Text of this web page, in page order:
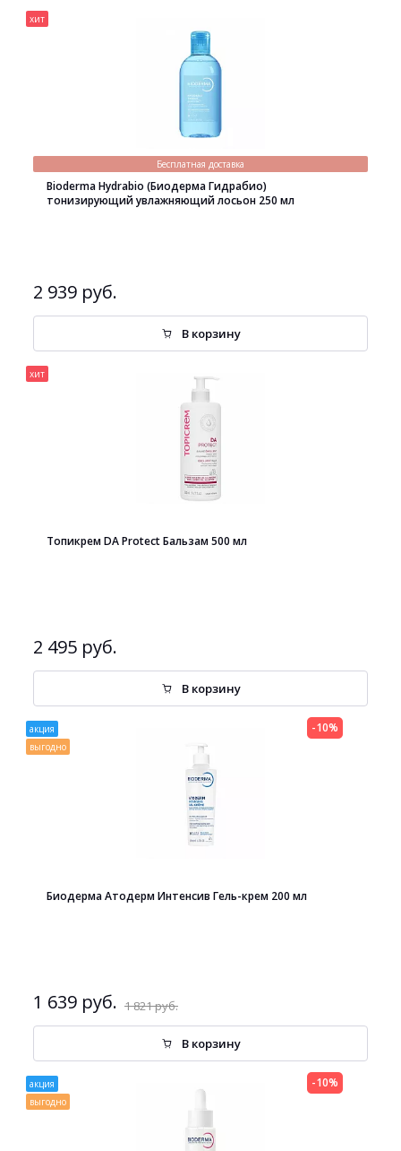
хит
Бесплатная доставка
Bioderma Hydrabio (Биодерма Гидрабио)
тонизирующий увлажняющий лосьон 250 мл
2 939 руб.
В корзину
хит
Топикрем DA Protect Бальзам 500 мл
2 495 руб.
В корзину
акция
выгодно
Биодерма Атодерм Интенсив Гель-крем 200 мл
1 639 руб. 1 821 руб.
-10%
В корзину
акция
выгодно
-10%